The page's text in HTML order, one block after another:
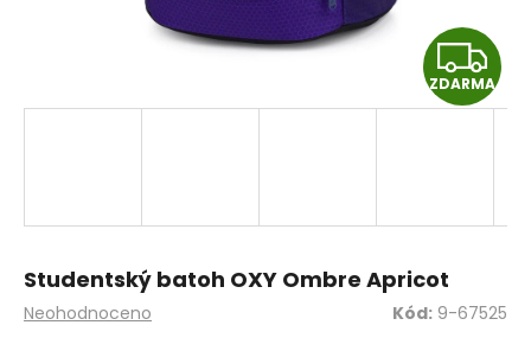
Průměrné
Neohodnoceno
Studentský batoh OXY Ombre Apricot
Kód: 9-67525
Z
D
A
ZDARMA
t
HLEDAT